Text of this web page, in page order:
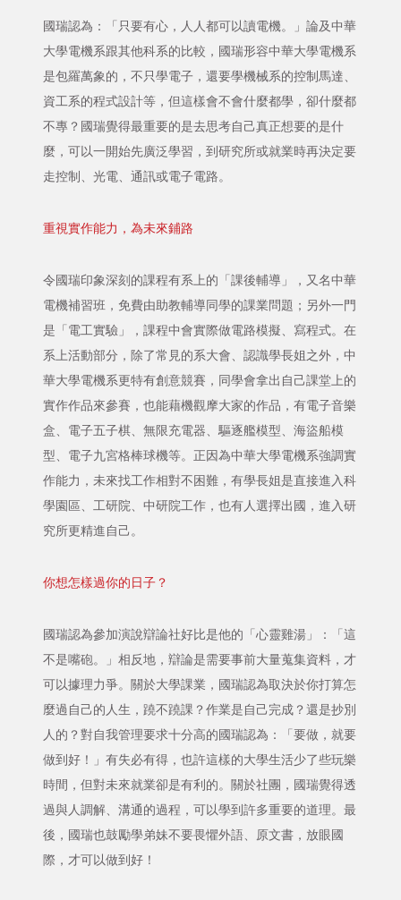
國瑞認為：「只要有心，人人都可以讀電機。」論及中華
大學電機系跟其他科系的比較，國瑞形容中華大學電機系
是包羅萬象的，不只學電子，還要學機械系的控制馬達、
資工系的程式設計等，但這樣會不會什麼都學，卻什麼都
不專？國瑞覺得最重要的是去思考自己真正想要的是什
麼，可以一開始先廣泛學習，到研究所或就業時再決定要
走控制、光電、通訊或電子電路。
重視實作能力，為未來鋪路
令國瑞印象深刻的課程有系上的「課後輔導」，又名中華
電機補習班，免費由助教輔導同學的課業問題；另外一門
是「電工實驗」，課程中會實際做電路模擬、寫程式。在
系上活動部分，除了常見的系大會、認識學長姐之外，中
華大學電機系更特有創意競賽，同學會拿出自己課堂上的
實作作品來參賽，也能藉機觀摩大家的作品，有電子音樂
盒、電子五子棋、無限充電器、驅逐艦模型、海盜船模
型、電子九宮格棒球機等。正因為中華大學電機系強調實
作能力，未來找工作相對不困難，有學長姐是直接進入科
學園區、工研院、中研院工作，也有人選擇出國，進入研
究所更精進自己。
你想怎樣過你的日子？
國瑞認為參加演說辯論社好比是他的「心靈雞湯」：「這
不是嘴砲。」相反地，辯論是需要事前大量蒐集資料，才
可以據理力爭。關於大學課業，國瑞認為取決於你打算怎
麼過自己的人生，蹺不蹺課？作業是自己完成？還是抄別
人的？對自我管理要求十分高的國瑞認為：「要做，就要
做到好！」有失必有得，也許這樣的大學生活少了些玩樂
時間，但對未來就業卻是有利的。關於社團，國瑞覺得透
過與人調解、溝通的過程，可以學到許多重要的道理。最
後，國瑞也鼓勵學弟妹不要畏懼外語、原文書，放眼國
際，才可以做到好！